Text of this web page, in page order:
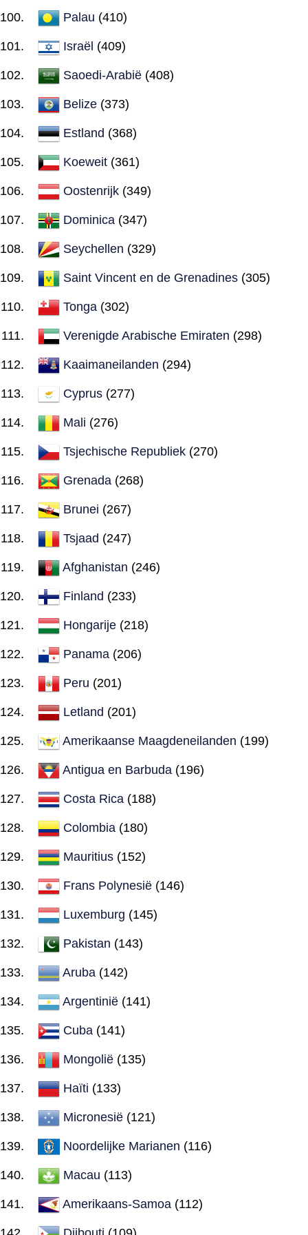
Palau (410)
Israël (409)
Saoedi-Arabië (408)
Belize (373)
Estland (368)
Koeweit (361)
Oostenrijk (349)
Dominica (347)
Seychellen (329)
Saint Vincent en de Grenadines (305)
Tonga (302)
Verenigde Arabische Emiraten (298)
Kaaimaneilanden (294)
Cyprus (277)
Mali (276)
Tsjechische Republiek (270)
Grenada (268)
Brunei (267)
Tsjaad (247)
Afghanistan (246)
Finland (233)
Hongarije (218)
Panama (206)
Peru (201)
Letland (201)
Amerikaanse Maagdeneilanden (199)
Antigua en Barbuda (196)
Costa Rica (188)
Colombia (180)
Mauritius (152)
Frans Polynesië (146)
Luxemburg (145)
Pakistan (143)
Aruba (142)
Argentinië (141)
Cuba (141)
Mongolië (135)
Haïti (133)
Micronesië (121)
Noordelijke Marianen (116)
Macau (113)
Amerikaans-Samoa (112)